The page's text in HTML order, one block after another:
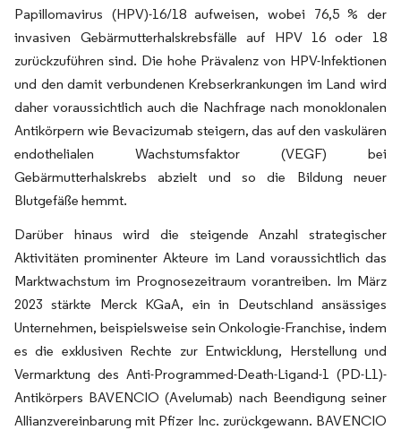
Papillomavirus (HPV)-16/18 aufweisen, wobei 76,5 % der
invasiven Gebärmutterhalskrebsfälle auf HPV 16 oder 18
zurückzuführen sind. Die hohe Prävalenz von HPV-Infektionen
und den damit verbundenen Krebserkrankungen im Land wird
daher voraussichtlich auch die Nachfrage nach monoklonalen
Antikörpern wie Bevacizumab steigern, das auf den vaskulären
endothelialen Wachstumsfaktor (VEGF) bei
Gebärmutterhalskrebs abzielt und so die Bildung neuer
Blutgefäße hemmt.
Darüber hinaus wird die steigende Anzahl strategischer
Aktivitäten prominenter Akteure im Land voraussichtlich das
Marktwachstum im Prognosezeitraum vorantreiben. Im März
2023 stärkte Merck KGaA, ein in Deutschland ansässiges
Unternehmen, beispielsweise sein Onkologie-Franchise, indem
es die exklusiven Rechte zur Entwicklung, Herstellung und
Vermarktung des Anti-Programmed-Death-Ligand-1 (PD-L1)-
Antikörpers BAVENCIO (Avelumab) nach Beendigung seiner
Allianzvereinbarung mit Pfizer Inc. zurückgewann. BAVENCIO